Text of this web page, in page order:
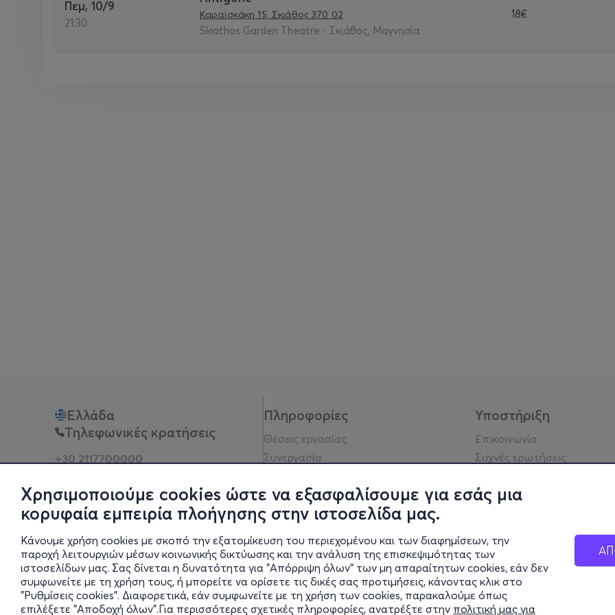
Χρησιμοποιούμε cookies ώστε να εξασφαλίσουμε για εσάς μια
κορυφαία εμπειρία πλοήγησης στην ιστοσελίδα μας.
Κάνουμε χρήση cookies με σκοπό την εξατομίκευση του περιεχομένου και των διαφημίσεων, την
παροχή λειτουργιών μέσων κοινωνικής δικτύωσης και την ανάλυση της επισκεψιμότητας των
ιστοσελίδων μας. Σας δίνεται η δυνατότητα για "Απόρριψη όλων" των μη απαραίτητων cookies, εάν δεν
συμφωνείτε με τη χρήση τους, ή μπορείτε να ορίσετε τις δικές σας προτιμήσεις, κάνοντας κλικ στο
"Ρυθμίσεις cookies". Διαφορετικά, εάν συμφωνείτε με τη χρήση των cookies, παρακαλούμε όπως
επιλέξετε "Αποδοχή όλων".Για περισσότερες σχετικές πληροφορίες, ανατρέξτε στην πολιτική μας για
Πεμ, 10/9
21:30
Καραϊσκάκη 15, Σκιάθος 370 02
Skiathos Garden Theatre - Σκιάθος, Μαγνησία
18€
Ελλάδα
Τηλεφωνικές κρατήσεις
+30 2117700000
Φυσικά σημεία
Πληροφορίες
Θέσεις εργασίας
Συνεργασία
Πολιτική απορρήτου
Νομική σημείωση
Blog
Οικονομικά στοιχεία
Πολιτικές Εταιρείας
Έκθεση Διαφάνειας
Υποστήριξη
Επικοινωνία
Συχνές ερωτήσεις
Υπηρεσίες
Σύνδεση reseller